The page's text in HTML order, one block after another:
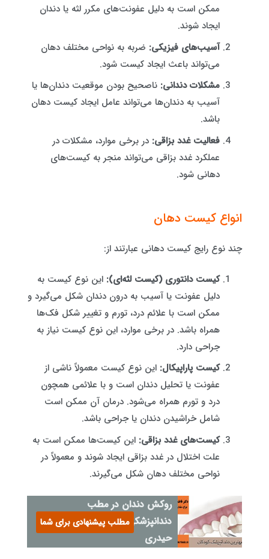
ممکن است به دلیل عفونت‌های مکرر لثه یا دندان
ایجاد شوند.
آسیب‌های فیزیکی: ضربه به نواحی مختلف دهان
می‌تواند باعث ایجاد کیست شود.
مشکلات دندانی: ناصحیح بودن موقعیت دندان‌ها یا
آسیب به دندان‌ها می‌تواند عامل ایجاد کیست دهان
باشد.
فعالیت غدد بزاقی: در برخی موارد، مشکلات در
عملکرد غدد بزاقی می‌تواند منجر به کیست‌های
دهانی شود.
انواع کیست دهان
چند نوع رایج کیست دهانی عبارتند از:
کیست دانتوری (کیست لثه‌ای): این نوع کیست به
دلیل عفونت یا آسیب به درون دندان شکل می‌گیرد و
ممکن است با علائم درد، تورم و تغییر شکل فک‌ها
همراه باشد. در برخی موارد، این نوع کیست نیاز به
جراحی دارد.
کیست پاراپیکال: این نوع کیست معمولاً ناشی از
عفونت یا تحلیل دندان است و با علائمی همچون
درد و تورم همراه می‌شود. درمان آن ممکن است
شامل خراشیدن دندان یا جراحی باشد.
کیست‌های غدد بزاقی: این کیست‌ها ممکن است به
علت اختلال در غدد بزاقی ایجاد شوند و معمولاً در
نواحی مختلف دهان شکل می‌گیرند.
روکش دندان در مطب
دندانپزشکی دکتر فاطمه
حیدری
مطلب پیشنهادی برای شما